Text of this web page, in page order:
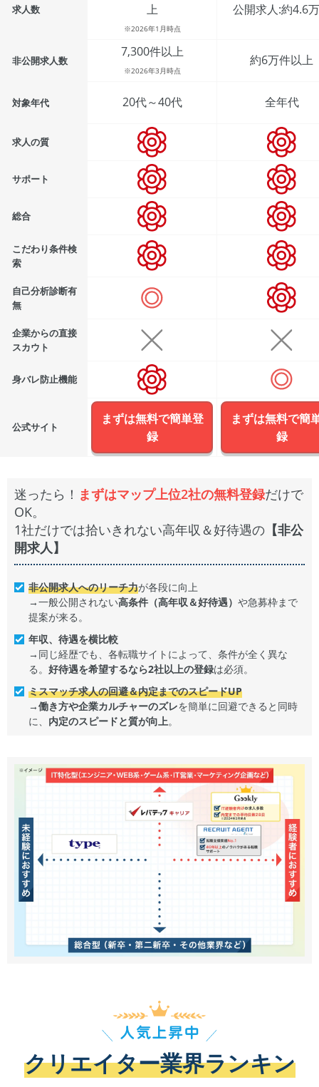
求人数
上
※2026年1月時点
公開求人:約4.6
非公開求人数
7,300件以上
※2026年3月時点
約6万件以上
対象年代 20代～40代 全年代
求人の質
サポート
総合
こだわり条件検
索
自己分析診断有
無
企業からの直接
スカウト
身バレ防止機能
公式サイト
まずは無料で簡単登
録
まずは無料で簡
録
迷ったら！ まずはマップ上位2社の無料登録だけで
OK。
1社だけでは拾いきれない高年収＆好待遇の 【非公
開求人】
非公開求人へのリーチ力が各段に向上
→一般公開されない高条件（高年収＆好待遇） や急募枠まで
提案が来る。
年収、待遇を横比較
→同じ経歴でも、各転職サイトによって、条件が全く異な
る。 好待遇を希望するなら2社以上の登録は必須。
ミスマッチ求人の回避＆内定までのスピードUP
→働き方や企業カルチャーのズレを簡単に回避できると同時
に、 内定のスピードと質が向上。
クリエイター業界ランキン